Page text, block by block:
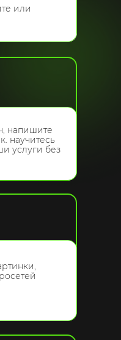
или
напишите
научитесь
услуги без